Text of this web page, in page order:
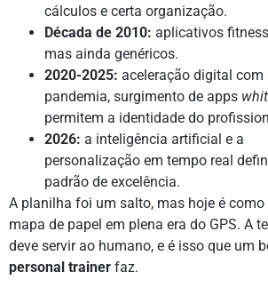
cálculos e certa organização.
Década de 2010: aplicativos
mas ainda genéricos.
2020-2025: aceleração digital com
pandemia, surgimento de apps
permitem a identidade do
2026: a inteligência artificial e a
personalização em tempo real
padrão de excelência.
A planilha foi um salto, mas hoje é como
mapa de papel em plena era do GPS. A
deve servir ao humano, e é isso que um
personal trainer faz.